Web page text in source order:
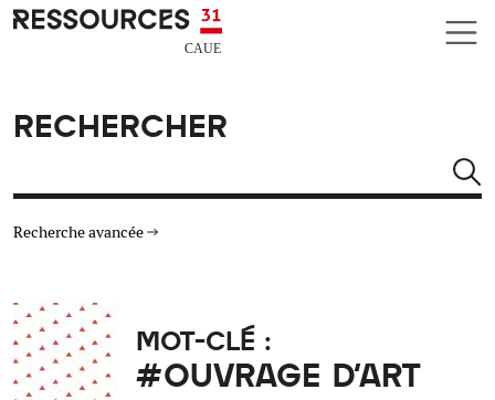
Aller au contenu principal
CAUE RESSOURCES 31
RECHERCHER
Recherche avancée
TYPE DE RESSOURCESMOT-CLÉ :
#OUVRAGE D'ART